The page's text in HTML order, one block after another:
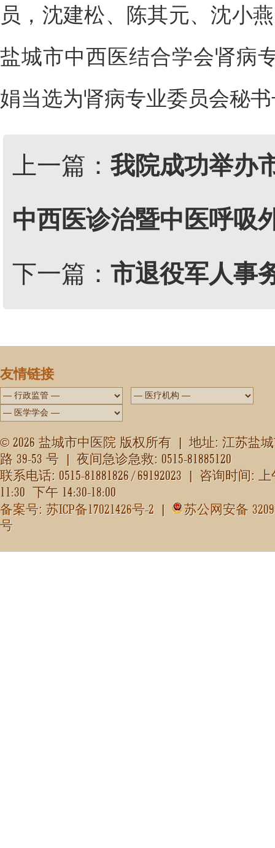
员，沈建松、陈其元、沈小
盐城市中西医结合学会肾病
娟当选为肾病专业委员会秘
上一篇： 我院成功举办
中西医诊治暨中医呼吸
下一篇： 市退役军人事
友情链接
© 2026 盐城市中医院 版权所有 | 地址: 江苏盐
路 39-53 号 | 夜间急诊急救: 0515-81885120
联系电话: 0515-81881826 / 69192023 | 咨询时间:
11:30 下午 14:30-18:00
备案号: 苏ICP备17021426号-2 | 苏公网安备
号